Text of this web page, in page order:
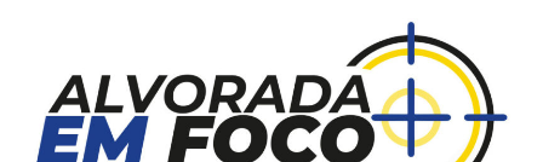
conteúdo